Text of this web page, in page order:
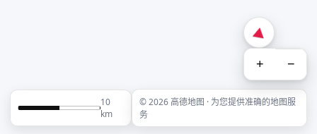
+ −
10
km
© 2026 高德地图 · 为您提供准确的地图服
务